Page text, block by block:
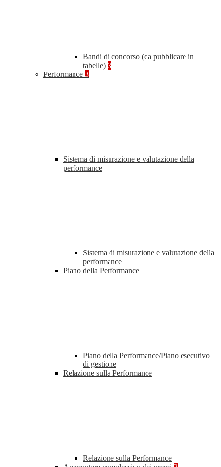
Bandi di concorso (da pubblicare in
tabelle) 3
Performance 3
Sistema di misurazione e valutazione della
performance
Sistema di misurazione e valutazione della
performance
Piano della Performance
Piano della Performance/Piano esecutivo
di gestione
Relazione sulla Performance
Relazione sulla Performance